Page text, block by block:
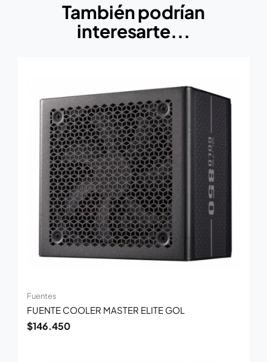
También podrían
interesarte...
Fuentes
FUENTE COOLER MASTER ELITE GOL
$146.450